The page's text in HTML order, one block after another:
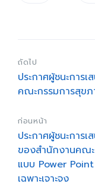
ถัดไป
ประกาศผู้ชนะการ
คณะกรรมการสุขภ
ก่อนหน้า
ประกาศผู้ชนะการ
ของสำนักงานคณ
แบบ Power
เฉพาะเจาะจง